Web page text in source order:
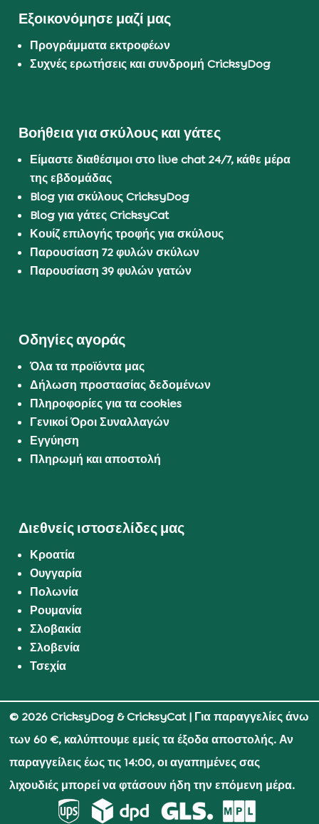
Εξοικονόμησε μαζί μας
Προγράμματα εκτροφέων
Συχνές ερωτήσεις και συνδρομή CricksyDog
Βοήθεια για σκύλους και γάτες
Είμαστε διαθέσιμοι στο live chat 24/7, κάθε μέρα
της εβδομάδας
Blog για σκύλους CricksyDog
Blog για γάτες CricksyCat
Κουίζ επιλογής τροφής για σκύλους
Παρουσίαση 72 φυλών σκύλων
Παρουσίαση 39 φυλών γατών
Οδηγίες αγοράς
Όλα τα προϊόντα μας
Δήλωση προστασίας δεδομένων
Πληροφορίες για τα cookies
Γενικοί Όροι Συναλλαγών
Εγγύηση
Πληρωμή και αποστολή
Διεθνείς ιστοσελίδες μας
Κροατία
Ουγγαρία
Πολωνία
Ρουμανία
Σλοβακία
Σλοβενία
Τσεχία
© 2026 CricksyDog & CricksyCat| Για παραγγελίες άνω
των 60 €, καλύπτουμε εμείς τα έξοδα αποστολής. Αν
παραγγείλεις έως τις 14:00, οι αγαπημένες σας
λιχουδιές μπορεί να φτάσουν ήδη την επόμενη μέρα.